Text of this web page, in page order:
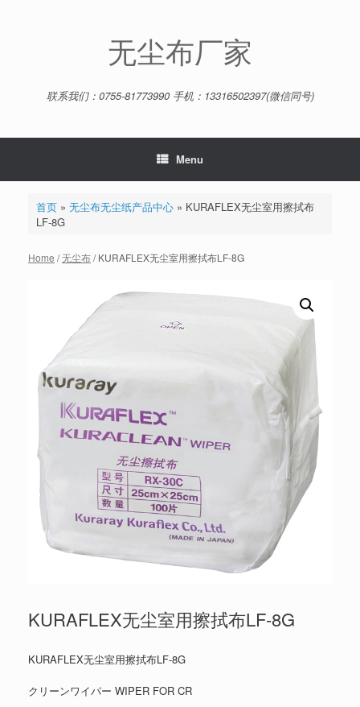
无尘布厂家
联系我们：0755-81773990 手机：13316502397(微信同号)
Menu
首页» 无尘布无尘纸产品中心» KURAFLEX无尘室用擦拭布
LF-8G
Home /无尘布/ KURAFLEX无尘室用擦拭布LF-8G
KURAFLEX无尘室用擦拭布LF-8G
KURAFLEX无尘室用擦拭布LF-8G
クリーンワイパー WIPER FOR CR